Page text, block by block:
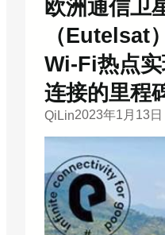
欧洲通信卫
（Eutelsat
Wi-Fi热点
连接的里程
QiLin2023年1月13日